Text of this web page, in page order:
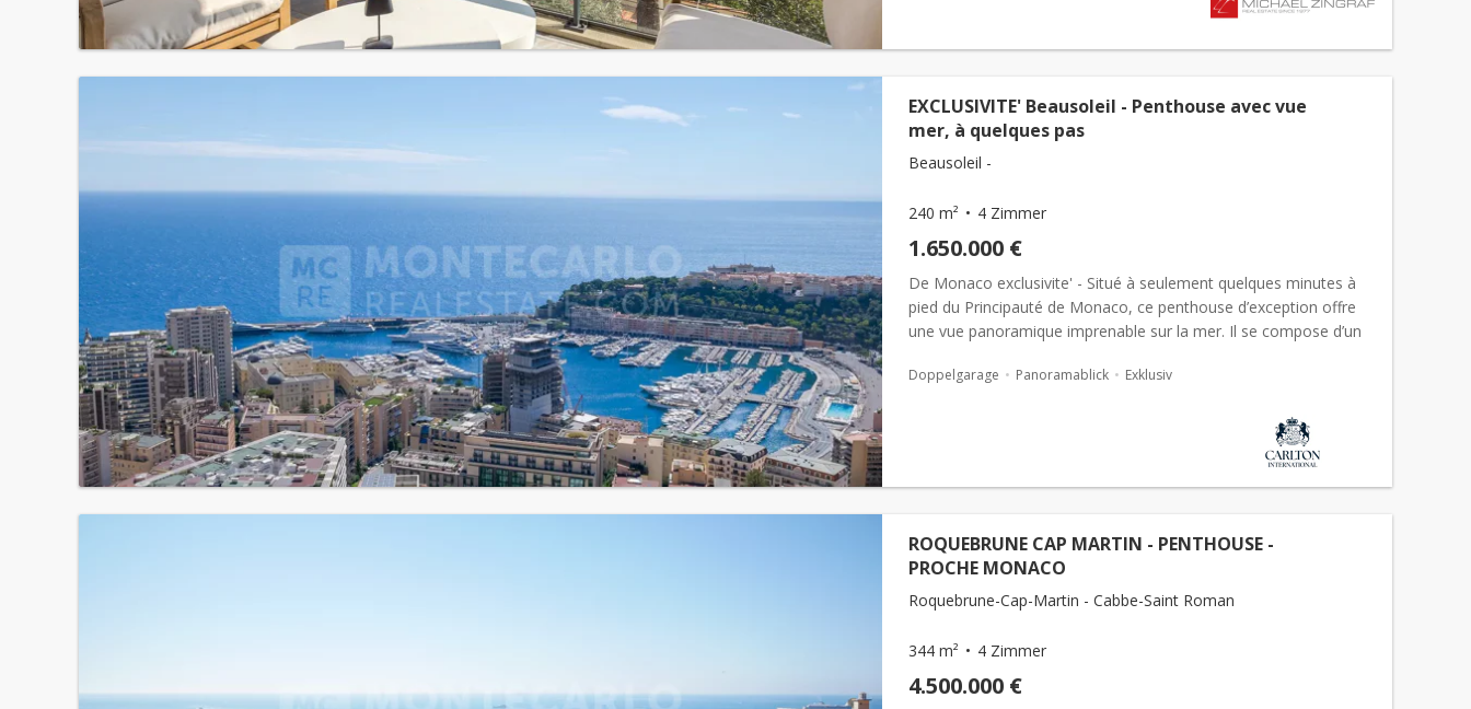
EXCLUSIVITE' Beausoleil - Penthouse avec vue
mer, à quelques pas
Beausoleil -
240 m² 4 Zimmer
1.650.000 €
De Monaco exclusivite' - Situé à seulement quelques minutes à
pied du Principauté de Monaco, ce penthouse d’exception offre
une vue panoramique imprenable sur la mer. Il se compose d’un
Doppelgarage Panoramablick Exklusiv
ROQUEBRUNE CAP MARTIN - PENTHOUSE -
PROCHE MONACO
Roquebrune-Cap-Martin - Cabbe-Saint Roman
344 m² 4 Zimmer
4.500.000 €